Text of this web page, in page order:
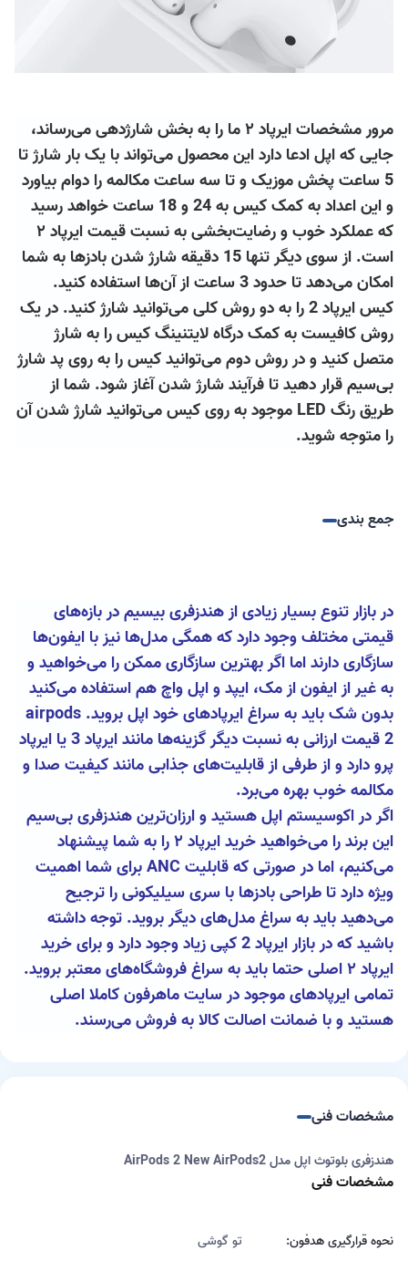
مرور مشخصات ایرپاد ۲ ما را به بخش شارژدهی می‌رساند،
جایی که اپل ادعا دارد این محصول می‌تواند با یک بار شارژ تا
5 ساعت پخش موزیک و تا سه ساعت مکالمه را دوام بیاورد
و این اعداد به کمک کیس به 24 و 18 ساعت خواهد رسید
که عملکرد خوب و رضایت‌بخشی به نسبت قیمت ایرپاد ۲
است. از سوی دیگر تنها 15 دقیقه شارژ شدن بادزها به شما
امکان می‌دهد تا حدود 3 ساعت از آن‌ها استفاده کنید.
کیس ایرپاد 2 را به دو روش کلی می‌توانید شارژ کنید. در یک
روش کافیست به کمک درگاه لایتنینگ کیس را به شارژ
متصل کنید و در روش دوم می‌توانید کیس را به روی پد شارژ
بی‌سیم قرار دهید تا فرآیند شارژ شدن آغاز شود. شما از
طریق رنگ LED موج
ود به روی کیس می‌توانید شارژ شدن آن
را متوجه شوید.
جمع بندی
در بازار تنوع بسیار زیادی از هندزفری بیسیم در بازه‌های
قیمتی مختلف وجود دارد که همگی مدل‌ها نیز با ایفون‌ها
سازگاری دارند اما اگر بهترین سازگاری ممکن را می‌خواهید و
به غیر از ایفون از مک، ایپد و اپل واچ هم استفاده می‌کنید
بدون شک باید به سراغ ایرپادهای خود اپل بروید. airpods
2 قیمت ارزانی به نسبت دیگر گزینه‌ها مانند ایرپاد 3 یا ایرپاد
پرو دارد و از طرفی از قابلیت‌های جذابی مانند کیفیت صدا و
مکالمه خوب بهره می‌برد.
اگر در اکوسیستم اپل هستید و ارزان‌ترین هندزفری بی‌سیم
این برند را می‌خواهید خرید ایرپاد ۲ را به شما پیشنهاد
می‌کنیم، اما در صورتی که قابلیت ANC برای شما اهمیت
ویژه دارد تا طراحی بادزها با سری سیلیکونی را ترجیح
می‌دهید باید به سراغ مدل‌های دیگر بروید. توجه داشته
باشید که در بازار ایرپاد 2 کپی زیاد وجود دارد و برای خرید
ایرپاد ۲ اصلی حتما باید به سراغ فروشگاه‌های معتبر بروید.
تمامی ایرپادهای موجود در سایت ماهرفون کاملا اصلی
هستید و با ضمانت اصالت کالا به فروش می‌رسند.
مشخصات فنی
هندزفری بلوتوث اپل مدل AirPods 2 New AirPods2
مشخصات فنی
نحوه قرارگیری هدفون: تو گوشی